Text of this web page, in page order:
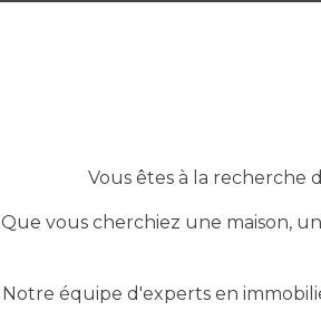
Vous êtes à la recherche
Que vous cherchiez une maison,
Notre équipe d'experts en